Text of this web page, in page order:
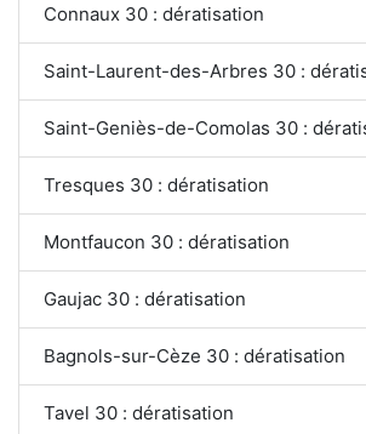
Connaux 30 : dératisation
Saint-Laurent-des-Arbres 30 :
Saint-Geniès-de-Comolas 30 :
Tresques 30 : dératisation
Montfaucon 30 : dératisation
Gaujac 30 : dératisation
Bagnols-sur-Cèze 30 : dératisation
Tavel 30 : dératisation